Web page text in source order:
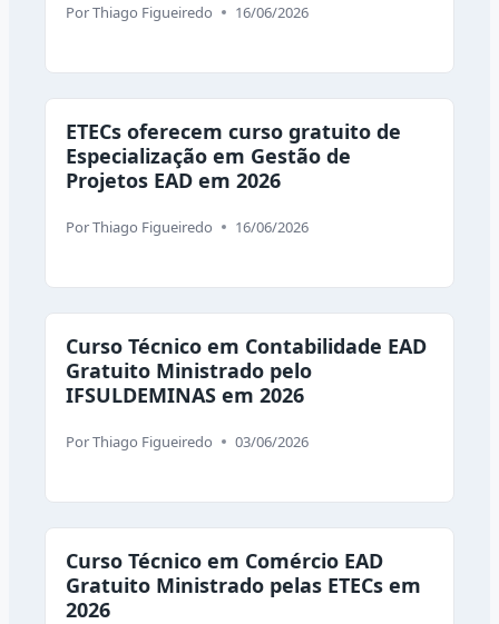
PorThiago Figueiredo 16/06/2026
ETECs oferecem curso gratuito de
Especialização em Gestão de
Projetos EAD em 2026
PorThiago Figueiredo 16/06/2026
Curso Técnico em Contabilidade EAD
Gratuito Ministrado pelo
IFSULDEMINAS em 2026
PorThiago Figueiredo 03/06/2026
Curso Técnico em Comércio EAD
Gratuito Ministrado pelas ETECs em
2026